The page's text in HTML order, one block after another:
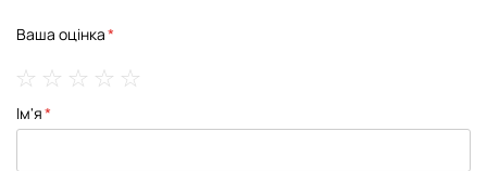
Ваша оцінка
star
stars
stars
stars
stars
Ім'я